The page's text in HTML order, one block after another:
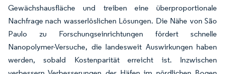
Gewächshausfläche und treiben eine überproportionale
Nachfrage nach wasserlöslichen Lösungen. Die Nähe von São
Paulo zu Forschungseinrichtungen fördert schnelle
Nanopolymer-Versuche, die landesweit Auswirkungen haben
werden, sobald Kostenparität erreicht ist. Inzwischen